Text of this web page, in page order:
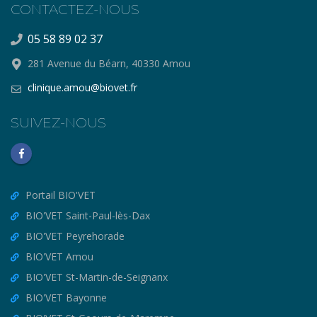
CONTACTEZ-NOUS
05 58 89 02 37
281 Avenue du Béarn, 40330 Amou
clinique.amou@biovet.fr
SUIVEZ-NOUS
Portail BIO'VET
BIO'VET Saint-Paul-lès-Dax
BIO'VET Peyrehorade
BIO'VET Amou
BIO'VET St-Martin-de-Seignanx
BIO'VET Bayonne